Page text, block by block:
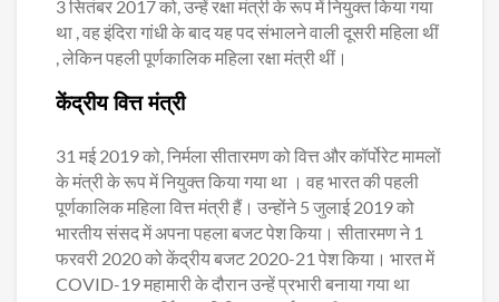
3 सितंबर 2017 को, उन्हें रक्षा मंत्री के रूप में नियुक्त किया गया
था , वह इंदिरा गांधी के बाद यह पद संभालने वाली दूसरी महिला थीं
, लेकिन पहली पूर्णकालिक महिला रक्षा मंत्री थीं।
केंद्रीय वित्त मंत्री
31 मई 2019 को, निर्मला सीतारमण को वित्त और कॉर्पोरेट मामलों
के मंत्री के रूप में नियुक्त किया गया था । वह भारत की पहली
पूर्णकालिक महिला वित्त मंत्री हैं। उन्होंने 5 जुलाई 2019 को
भारतीय संसद में अपना पहला बजट पेश किया। सीतारमण ने 1
फरवरी 2020 को केंद्रीय बजट 2020-21 पेश किया। भारत में
COVID-19 महामारी के दौरान उन्हें प्रभारी बनाया गया था